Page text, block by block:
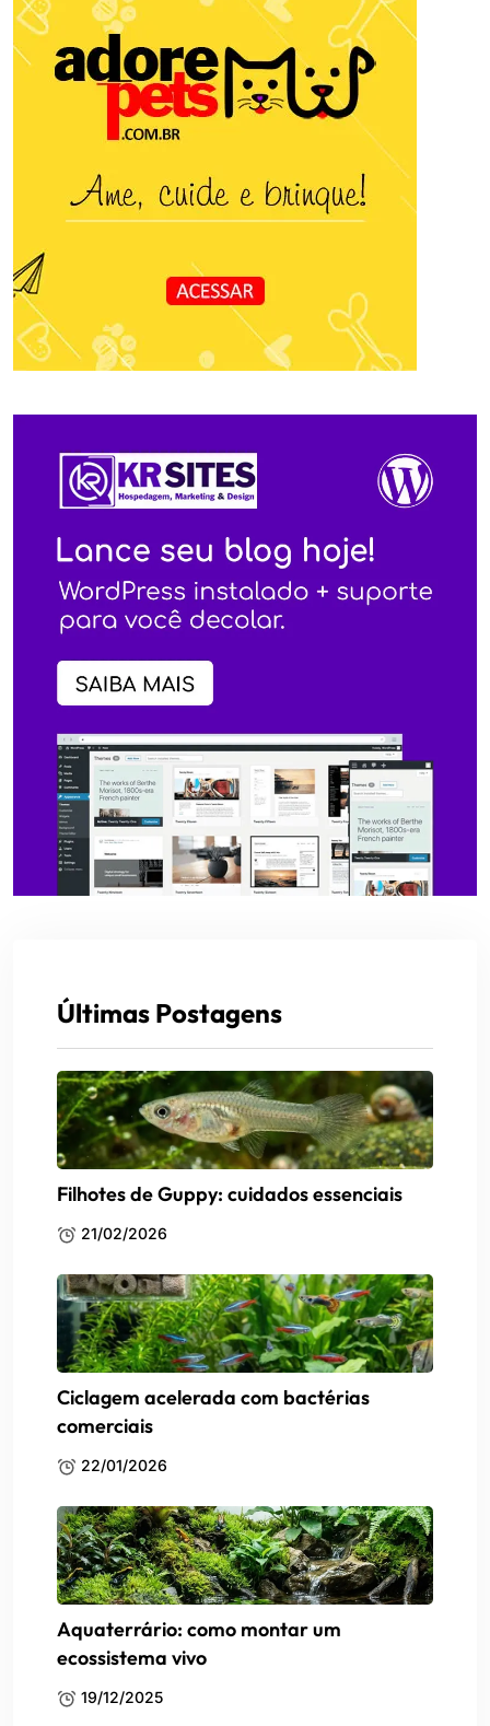
Últimas Postagens
Filhotes de Guppy: cuidados essenciais
21/02/2026
Ciclagem acelerada com bactérias
comerciais
22/01/2026
Aquaterrário: como montar um
ecossistema vivo
19/12/2025